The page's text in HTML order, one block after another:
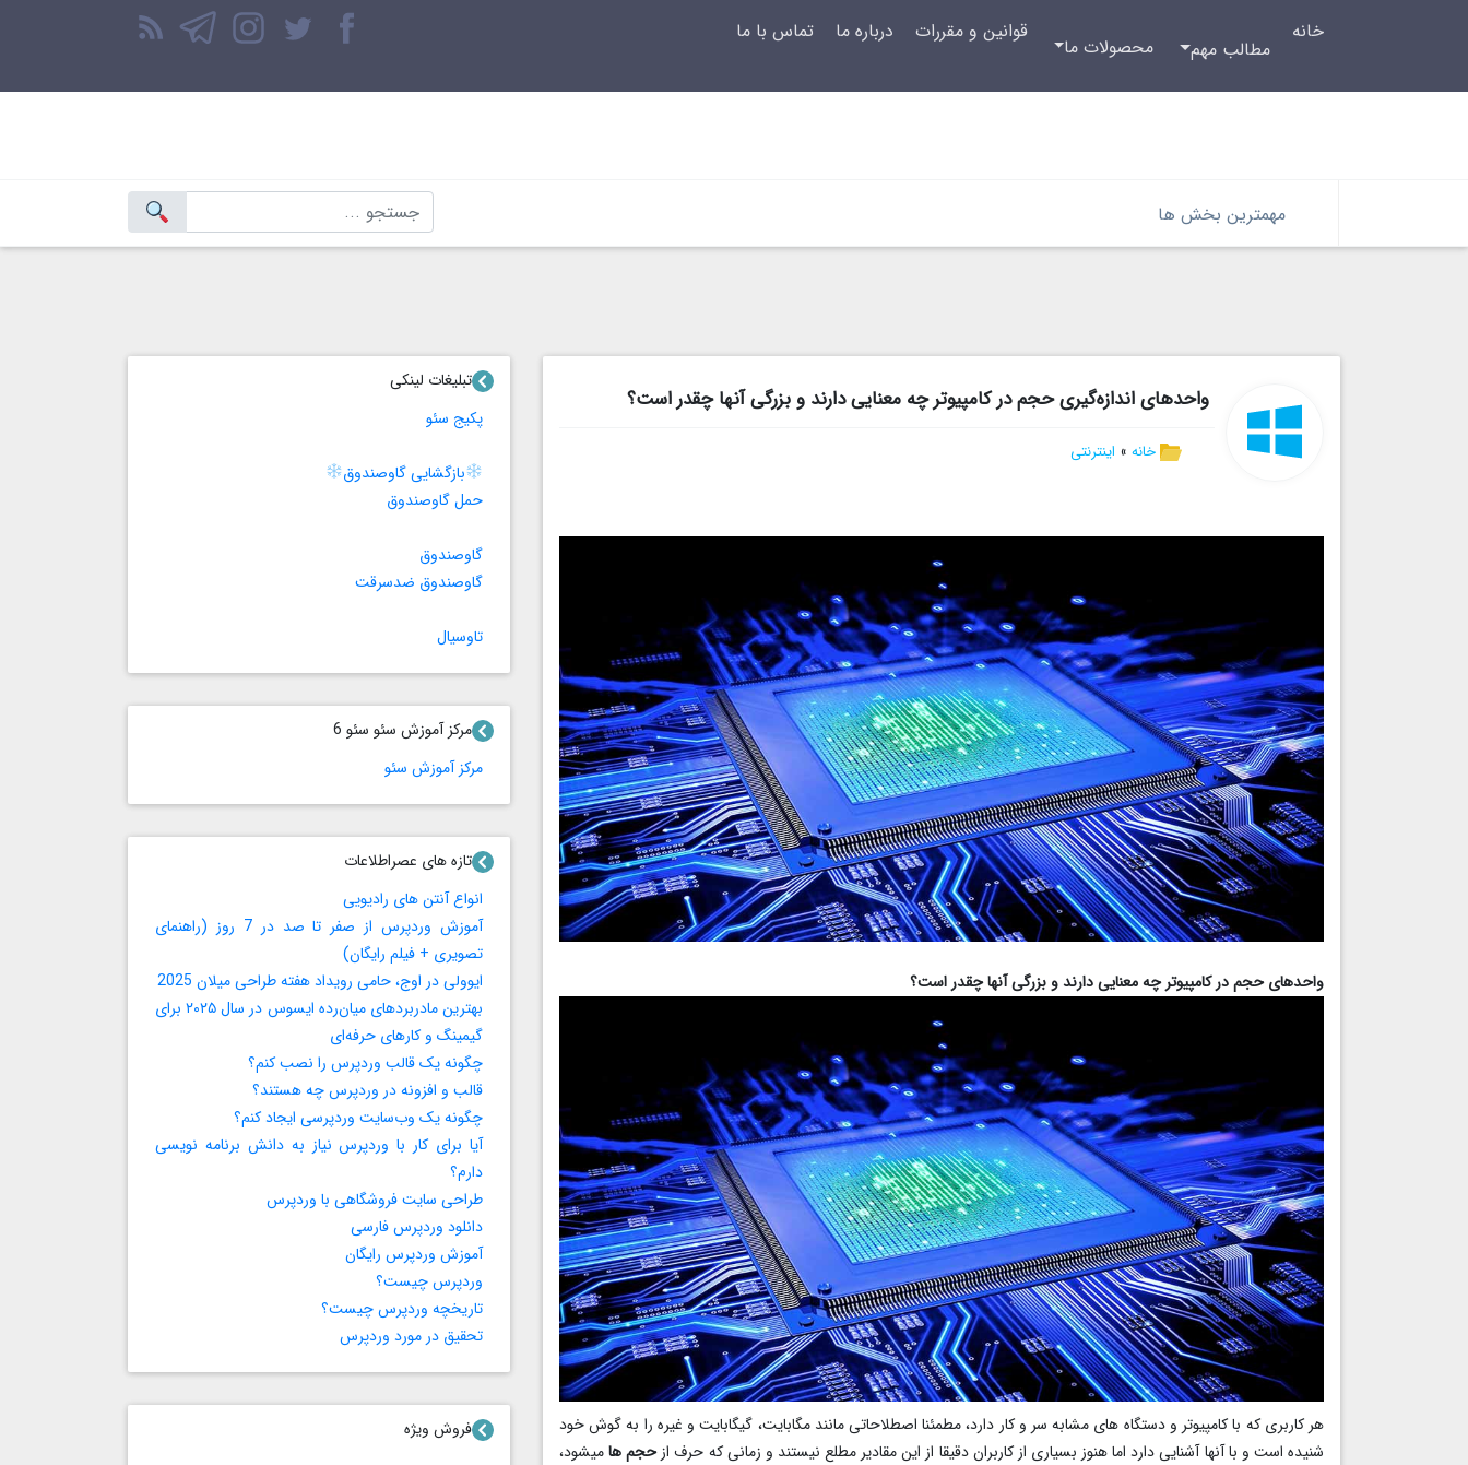
خانه
مطالب مهم محصولات ما
قوانین و مقررات درباره ما تماس با ما
مهمترین بخش ها
واحدهای اندازه‌گیری حجم در کامپیوتر چه معنایی دارند و بزرگی آنها چقدر است؟
خانه » اینترنتی
واحدهای حجم در کامپیوتر چه معنایی دارند و بزرگی آنها چقدر است؟
هر کاربری که با کامپیوتر و دستگاه های مشابه سر و کار دارد، مطمئنا اصطلاحاتی مانند مگابایت، گیگابایت و غیره را به گوش خود
شنیده است و با آنها آشنایی دارد اما هنوز بسیاری از کاربران دقیقا از این مقادیر مطلع نیستند و زمانی که حرف ازحجم هامیشود،
تبلیغات لینکی
پکیج سئو
بازگشایی گاوصندوق
حمل گاوصندوق
گاوصندوق
گاوصندوق ضدسرقت
تاوسیال
مرکز آموزش سئو سئو 6
مرکز آموزش سئو
تازه های عصراطلاعات
انواع آنتن های رادیویی
آموزش وردپرس از صفر تا صد در 7 روز (راهنمای
تصویری + فیلم رایگان)
ایوولی در اوج، حامی رویداد هفته طراحی میلان 2025
بهترین مادربردهای میان‌رده ایسوس در سال ۲۰۲۵ برای
گیمینگ و کارهای حرفه‌ای
چگونه یک قالب وردپرس را نصب کنم؟
قالب و افزونه در وردپرس چه هستند؟
چگونه یک وب‌سایت وردپرسی ایجاد کنم؟
آیا برای کار با وردپرس نیاز به دانش برنامه‌ نویسی
دارم؟
طراحی سایت فروشگاهی با وردپرس
دانلود وردپرس فارسی
آموزش وردپرس رایگان
وردپرس چیست؟
تاریخچه وردپرس چیست؟
تحقیق در مورد وردپرس
فروش ویژه